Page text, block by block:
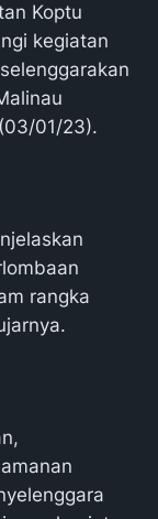
Koptu
kegiatan
01/23).
rangka